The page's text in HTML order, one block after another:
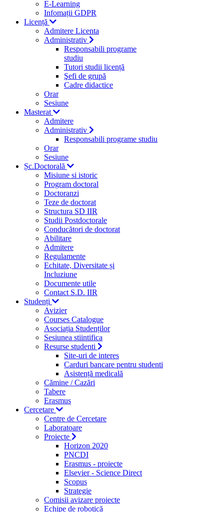
E-Learning
Infomații GDPR
Licență
Admitere Licenta
Administrativ
Responsabili programe
studiu
Tutori studii licență
Şefi de grupă
Cadre didactice
Orar
Sesiune
Masterat
Admitere
Administrativ
Responsabili programe studiu
Orar
Sesiune
Șc.Doctorală
Misiune si istoric
Program doctoral
Doctoranzi
Teze de doctorat
Structura SD IIR
Studii Postdoctorale
Conducători de doctorat
Abilitare
Admitere
Regulamente
Echitate, Diversitate și
Incluziune
Documente utile
Contact S.D. IIR
Studenți
Avizier
Courses Catalogue
Asociația Studenților
Sesiunea stiintifica
Resurse studenti
Site-uri de interes
Carduri bancare pentru studenti
Asistență medicală
Cămine / Cazări
Tabere
Erasmus
Cercetare
Centre de Cercetare
Laboratoare
Proiecte
Horizon 2020
PNCDI
Erasmus - proiecte
Elsevier - Science Direct
Scopus
Strategie
Comisii avizare proiecte
Echipe de robotică